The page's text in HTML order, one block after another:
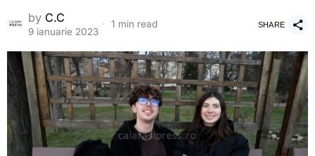
by C.C
9 ianuarie 2023
1 min read SHARE